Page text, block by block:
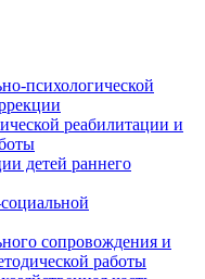
психологической
реабилитации и
детей раннего
сопровождения и
работы